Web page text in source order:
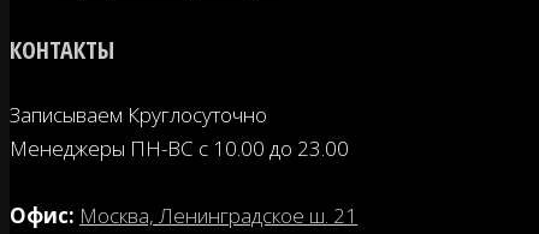
КОНТАКТЫ
Записываем Круглосуточно
Менеджеры ПН-ВС с 10.00 до 23.00
Офис: Москва, Ленинградское ш. 21